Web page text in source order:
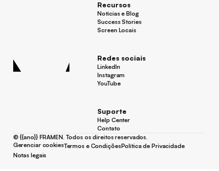
Recursos
Notícias e Blog
Notícias e Blog
Success Stories
Success Stories
Screen Locais
Redes sociais
LinkedIn
LinkedIn
Instagram
Instagram
YouTube
Suporte
Help Center
Help Center
Contato
Contato
©{{ano}}FRAMEN. Todos os direitos reservados.
Gerenciar cookies
Gerenciar cookies
Termos e CondiçõesPolítica de Privacidade
Notas legais